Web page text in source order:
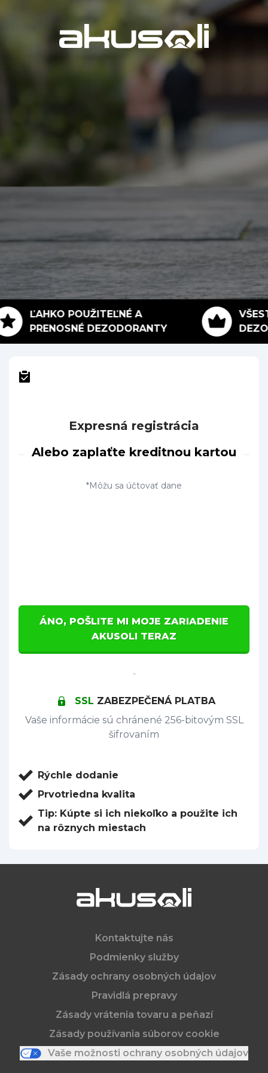
ĽAHKO POUŽITEĽNÉ A
PRENOSNÉ DEZODORANTY
Expresná registrácia
Alebo zaplaťte kreditnou kartou
*Môžu sa účtovať dane
ÁNO, POŠLITE MI MOJE ZARIADENIE
AKUSOLI TERAZ
-
SSL ZABEZPEČENÁ PLATBA
Vaše informácie sú chránené 256-bitovým SSL
šifrovaním
Rýchle dodanie
Prvotriedna kvalita
Tip: Kúpte si ich niekoľko a použite ich
na rôznych miestach
Kontaktujte nás
Podmienky služby
Zásady ochrany osobných údajov
Pravidlá prepravy
Zásady vrátenia tovaru a peňazí
Zásady používania súborov cookie
Vaše možnosti ochrany osobných údajov